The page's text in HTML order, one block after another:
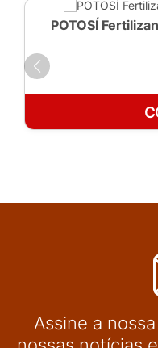
POTOSÍ
Assine a